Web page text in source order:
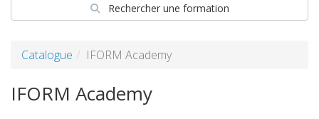
Rechercher une formation
Catalogue IFORM Academy
IFORM Academy